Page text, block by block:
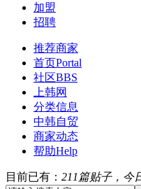
加盟
招聘
推荐商家
首页Portal
社区BBS
上韩网
分类信息
中韩自贸
商家动态
帮助Help
目前已有： 211篇贴子，今